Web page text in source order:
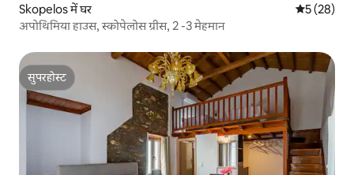
Skopelos में घर औसत रेटिंग
5 (28)
अपोथिमिया हाउस, स्कोपेलोस ग्रीस, 2 -3 मेहमान
सुपरहोस्ट
सुपरहोस्ट